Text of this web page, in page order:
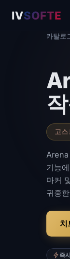
IVSOFTE
카탈로
고
Arena
기능
마커
귀중
수 있
치
즉